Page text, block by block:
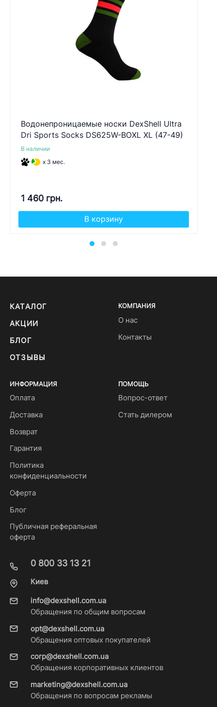
Водонепроницаемые носки DexShell Ultra
Dri Sports Socks DS625W-BOXL XL (47-49)
В наличии
x 3 мес.
1 460 грн.
В корзину
КАТАЛОГ
АКЦИИ
БЛОГ
ОТЗЫВЫ
КОМПАНИЯ
О нас
Контакты
ИНФОРМАЦИЯ
Оплата
Доставка
Возврат
Гарантия
Политика
конфиденциальности
Оферта
Блог
Публичная реферальная
оферта
ПОМОЩЬ
Вопрос-ответ
Стать дилером
0 800 33 13 21
Киев
info@dexshell.com.ua
Обращения по общим вопросам
opt@dexshell.com.ua
Обращения оптовых покупателей
corp@dexshell.com.ua
Обращения корпоративных клиентов
marketing@dexshell.com.ua
Обращения по вопросам рекламы